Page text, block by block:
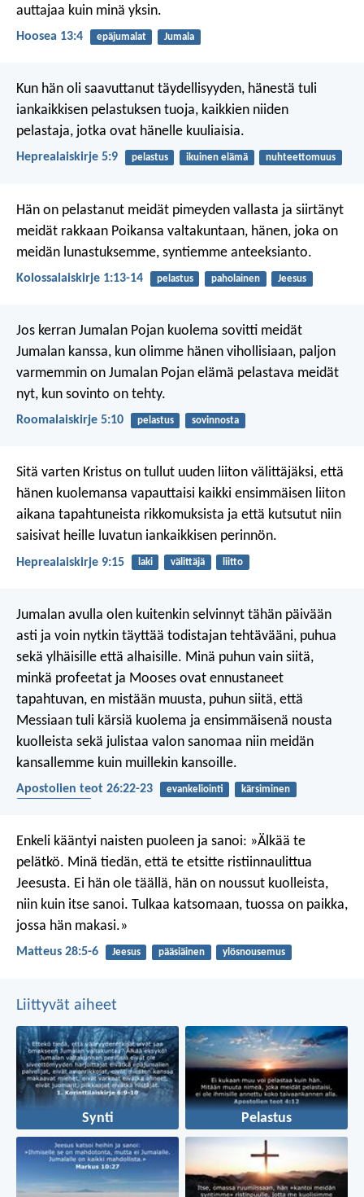
auttajaa kuin minä yksin.
Hoosea 13:4 epäjumalat Jumala
Kun hän oli saavuttanut täydellisyyden, hänestä tuli
iankaikkisen pelastuksen tuoja, kaikkien niiden
pelastaja, jotka ovat hänelle kuuliaisia.
Heprealaiskirje 5:9 pelastus ikuinen elämä nuhteettomuus
Hän on pelastanut meidät pimeyden vallasta ja siirtänyt
meidät rakkaan Poikansa valtakuntaan, hänen, joka on
meidän lunastuksemme, syntiemme anteeksianto.
Kolossalaiskirje 1:13-14 pelastus paholainen Jeesus
Jos kerran Jumalan Pojan kuolema sovitti meidät
Jumalan kanssa, kun olimme hänen vihollisiaan, paljon
varmemmin on Jumalan Pojan elämä pelastava meidät
nyt, kun sovinto on tehty.
Roomalaiskirje 5:10 pelastus sovinnosta
Sitä varten Kristus on tullut uuden liiton välittäjäksi, että
hänen kuolemansa vapauttaisi kaikki ensimmäisen liiton
aikana tapahtuneista rikkomuksista ja että kutsutut niin
saisivat heille luvatun iankaikkisen perinnön.
Heprealaiskirje 9:15 laki välittäjä liitto
Jumalan avulla olen kuitenkin selvinnyt tähän päivään
asti ja voin nytkin täyttää todistajan tehtävääni, puhua
sekä ylhäisille että alhaisille. Minä puhun vain siitä,
minkä profeetat ja Mooses ovat ennustaneet
tapahtuvan, en mistään muusta, puhun siitä, että
Messiaan tuli kärsiä kuolema ja ensimmäisenä nousta
kuolleista sekä julistaa valon sanomaa niin meidän
kansallemme kuin muillekin kansoille.
Apostolien teot 26:22-23 evankeliointi
kärsiminen
Enkeli kääntyi naisten puoleen ja sanoi: »Älkää te
pelätkö. Minä tiedän, että te etsitte ristiinnaulittua
Jeesusta. Ei hän ole täällä, hän on noussut kuolleista,
niin kuin itse sanoi. Tulkaa katsomaan, tuossa on paikka,
jossa hän makasi.»
Matteus 28:5-6 Jeesus pääsiäinen ylösnousemus
Liittyvät aiheet
Synti Pelastus